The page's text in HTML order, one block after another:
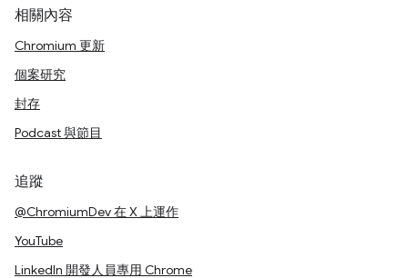
相關內容
Chromium 更新
個案研究
封存
Podcast 與節目
追蹤
@ChromiumDev 在 X 上運作
YouTube
LinkedIn 開發人員專用 Chrome